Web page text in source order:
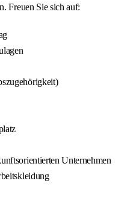
Freuen Sie sich auf:
Unternehmen